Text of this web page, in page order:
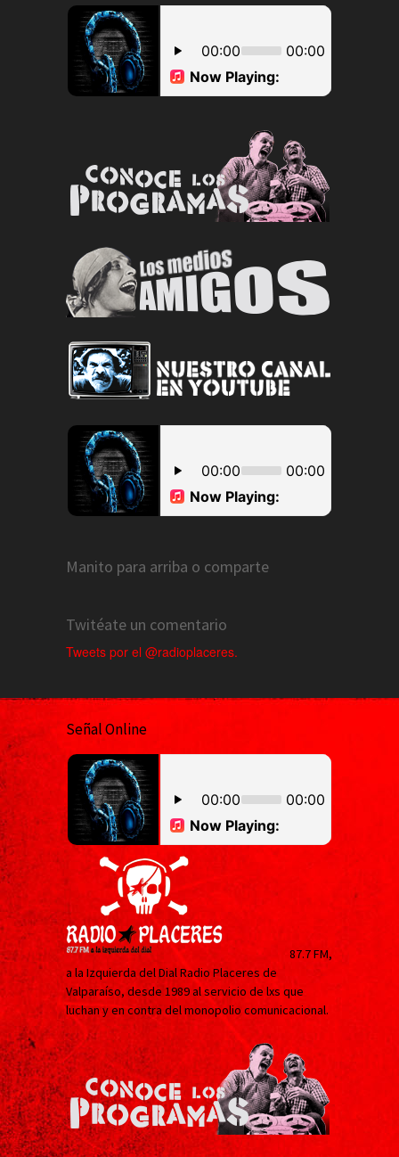
Manito para arriba o comparte
Twitéate un comentario
Tweets por el @radioplaceres.
Señal Online
87.7 FM,
a la Izquierda del Dial Radio Placeres de
Valparaíso, desde 1989 al servicio de lxs que
luchan y en contra del monopolio comunicacional.